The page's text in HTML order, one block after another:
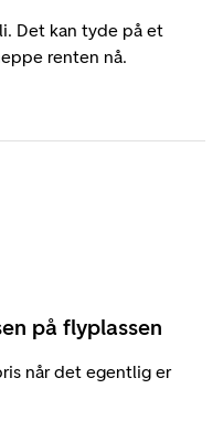
Det kan tyde på et
renten nå.
på flyplassen
når det egentlig er